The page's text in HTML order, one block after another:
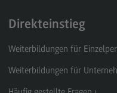
Direkteinstieg
Weiterbildungen für
Weiterbildungen für